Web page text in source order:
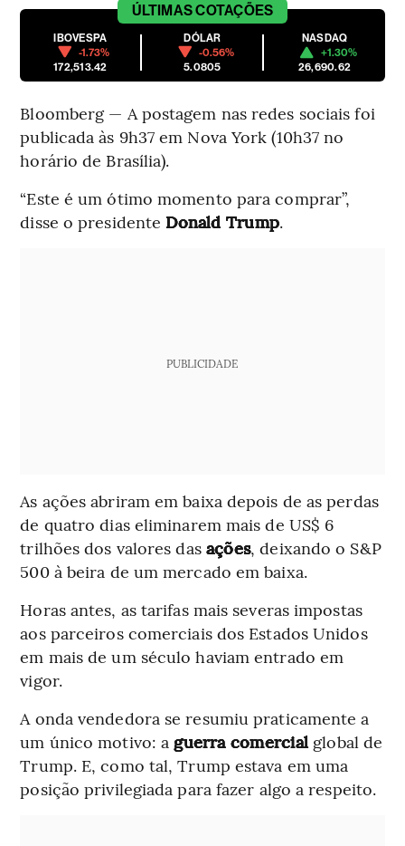
ÚLTIMASCOTAÇÕES
IBOVESPA
-1.73%
172,513.42
DÓLAR
-0.56%
5.0805
NASDAQ
+1.30%
26,690.62
Bloomberg — A postagem nas redes sociais foi
publicada às 9h37 em Nova York (10h37 no
horário de Brasília).
“Este é um ótimo momento para comprar”,
disse o presidente Donald Trump.
PUBLICIDADE
As ações abriram em baixa depois de as perdas
de quatro dias eliminarem mais de US$ 6
trilhões dos valores das ações, deixando o S&P
500 à beira de um mercado em baixa.
Horas antes, as tarifas mais severas impostas
aos parceiros comerciais dos Estados Unidos
em mais de um século haviam entrado em
vigor.
A onda vendedora se resumiu praticamente a
um único motivo: a guerra comercial global de
Trump. E, como tal, Trump estava em uma
posição privilegiada para fazer algo a respeito.